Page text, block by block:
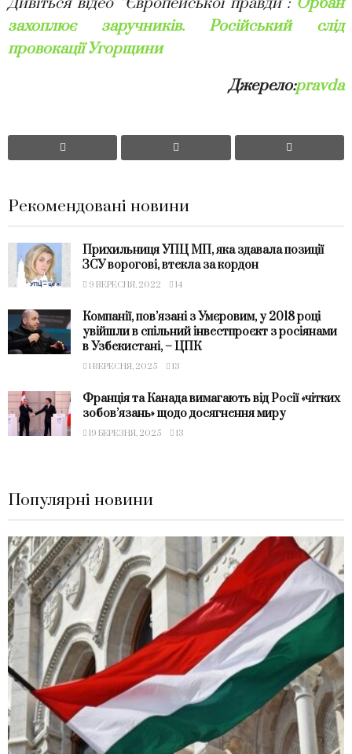
захоплює заручників. Російський слід
провокації Угорщини
Джерело:pravda
Рекомендовані новини
Прихильниця УПЦ МП, яка здавала позиції
ЗСУ ворогові, втекла за кордон
9 ВЕРЕСНЯ, 2022 14
Компанії, пов’язані з Умєровим, у 2018 році
увійшли в спільний інвестпроєкт з росіянами
в Узбекистані, – ЦПК
1 ВЕРЕСНЯ, 2025 13
Франція та Канада вимагають від Росії «чітких
зобовʼязань» щодо досягнення миру
19 БЕРЕЗНЯ, 2025 13
Популярні новини